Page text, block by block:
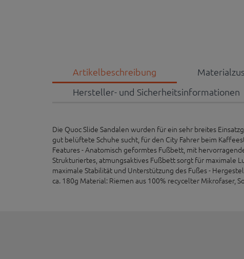
Artikelbeschreibung
Hersteller- und Sicherheitsinformationen
Die Quoc Slide Sandalen wurden für ein sehr breites
gut belüftete Schuhe sucht, für den City Fahrer beim
Features - Anatomisch geformtes Fußbett, mit
Strukturiertes, atmungsaktives Fußbett sorgt für maximale
maximale Stabilität und Unterstützung des Fußes -
ca. 180g Material: Riemen aus 100% recycelter Mikrofaser,